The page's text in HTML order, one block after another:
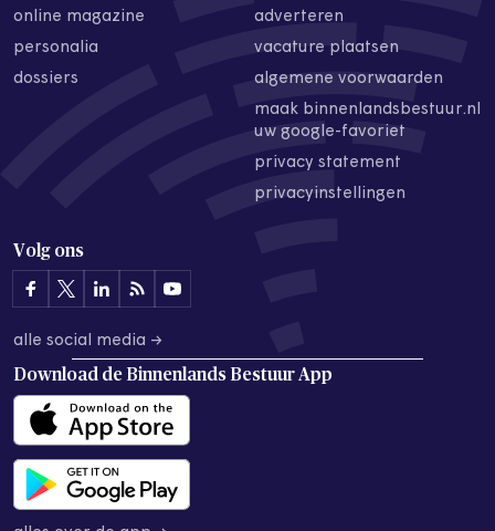
online magazine
personalia
dossiers
adverteren
vacature plaatsen
algemene voorwaarden
maak binnenlandsbestuur.nl
uw google-favoriet
privacy statement
privacyinstellingen
Volg ons
alle social media →
Download de Binnenlands Bestuur App